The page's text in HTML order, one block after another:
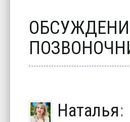
Наталья: